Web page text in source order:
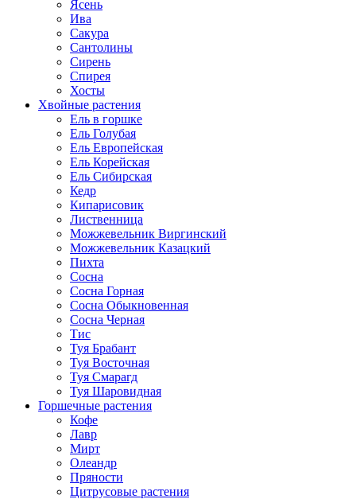
Ясень
Ива
Сакура
Сантолины
Сирень
Спирея
Хосты
Хвойные растения
Ель в горшке
Ель Голубая
Ель Европейская
Ель Корейская
Ель Сибирская
Кедр
Кипарисовик
Лиственница
Можжевельник Виргинский
Можжевельник Казацкий
Пихта
Сосна
Сосна Горная
Сосна Обыкновенная
Сосна Черная
Тис
Туя Брабант
Туя Восточная
Туя Смарагд
Туя Шаровидная
Горшечные растения
Кофе
Лавр
Мирт
Олеандр
Пряности
Цитрусовые растения